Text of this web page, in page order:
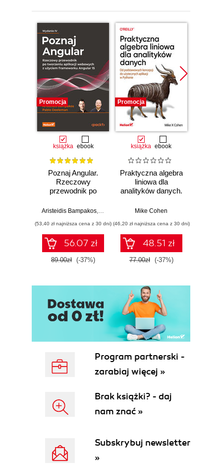
Promocja
książka ebook
Poznaj Angular.
Rzeczowy
przewodnik po
webowych z
frameworku
Angular 15.
Wydanie IV
Aristeidis Bampakos Pablo Deeleman
(53,40 zł najniższa cena z 30 dni)
56.07 zł
89.00zł (-37%)
Promocja
książka ebook
Praktyczna algebra
liniowa dla
analityków danych.
koncepcji do
aplikacji w
Pythonie
Mike Cohen
(46,20 zł najniższa cena z 30 dni)
48.51 zł
77.00zł (-37%)
Program partnerski -
zarabiaj więcej »
Brak książki? - daj
nam znać »
Subskrybuj newsletter
»